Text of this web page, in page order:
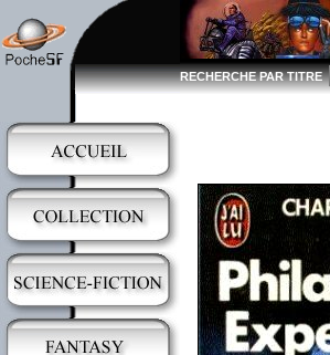
RECHERCHE PAR TITRE